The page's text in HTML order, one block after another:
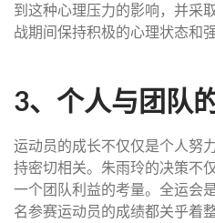
到这种心理压力的影响，并采
战期间保持积极的心理状态和
3、个人与团队
运动员的成长不仅仅是个人努
持密切相关。朱雨玲的决策不
一个团队利益的考量。全运会
名参赛运动员的成绩都关乎着